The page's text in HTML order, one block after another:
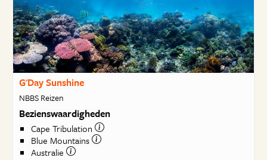
G'Day Sunshine
NBBS Reizen
Bezienswaardigheden
Cape Tribulation
Blue Mountains
Australie